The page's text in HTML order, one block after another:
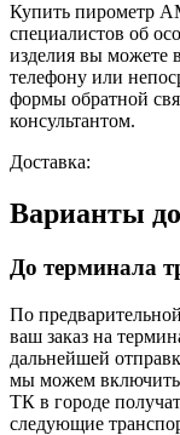
Купить пирометр
специалистов об
изделия вы можете
телефону или
формы обратной
консультантом.
Доставка:
Варианты
До терминала
По
ваш заказ на
дальнейшей
мы можем включить
ТК в городе
следующие